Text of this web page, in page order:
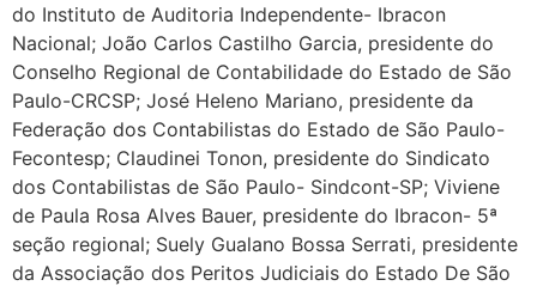
do Instituto de Auditoria Independente- Ibracon
Nacional; João Carlos Castilho Garcia, presidente do
Conselho Regional de Contabilidade do Estado de São
Paulo-CRCSP; José Heleno Mariano, presidente da
Federação dos Contabilistas do Estado de São Paulo-
Fecontesp; Claudinei Tonon, presidente do Sindicato
dos Contabilistas de São Paulo- Sindcont-SP; Viviene
de Paula Rosa Alves Bauer, presidente do Ibracon- 5ª
seção regional; Suely Gualano Bossa Serrati, presidente
da Associação dos Peritos Judiciais do Estado De São